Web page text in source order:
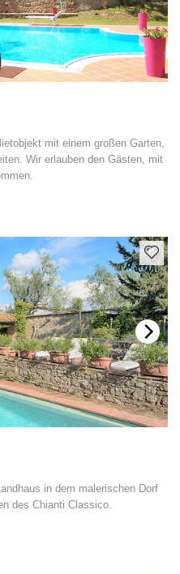
mit einem großen Garten,
Wir erlauben den Gästen, mit
in dem malerischen Dorf
des Chianti Classico.